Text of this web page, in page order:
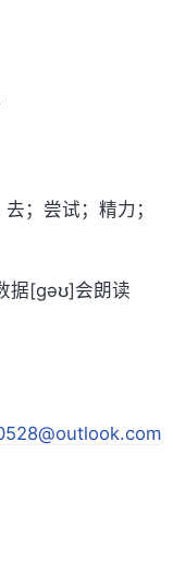
；尝试；精力；
据[ɡəʊ]会朗读